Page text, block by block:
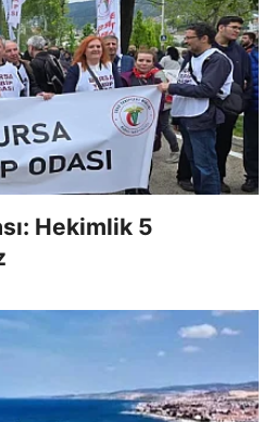
Hekimlik 5